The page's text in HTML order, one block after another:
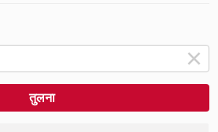
तुलना